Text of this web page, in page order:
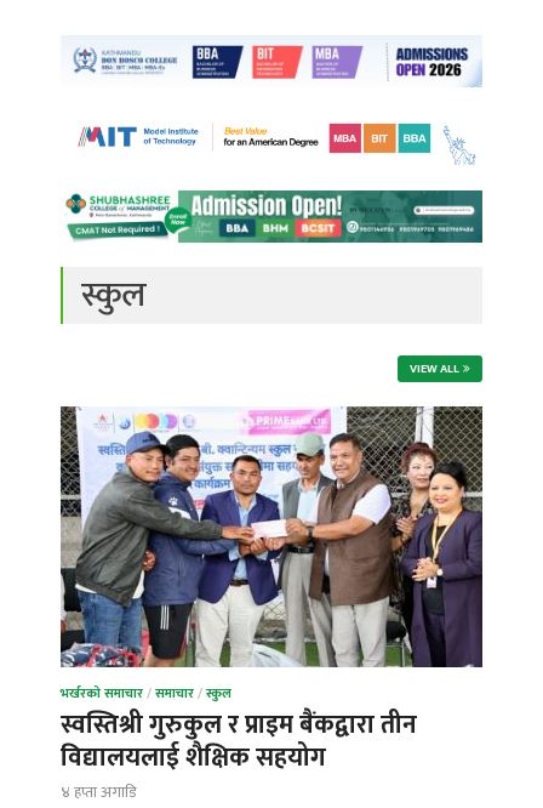
स्कुल
VIEW ALL
भर्खरको समाचार/समाचार/स्कुल
स्वस्तिश्री गुरुकुल र प्राइम बैंकद्वारा तीन
विद्यालयलाई शैक्षिक सहयोग
४ हप्ता अगाडि